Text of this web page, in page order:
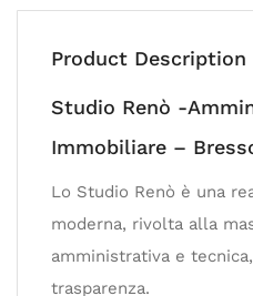
Product Description
Studio Renò -
Immobiliare –
Lo Studio Renò è una
moderna, rivolta alla
amministrativa e
trasparenza.